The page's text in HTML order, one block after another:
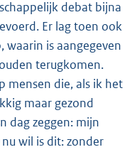
debat bijna
Er lag toen ook
waarin is aangegeven
terugkomen.
mensen die, als ik het
maar gezond
dag zeggen: mijn
wil is dit: zonder